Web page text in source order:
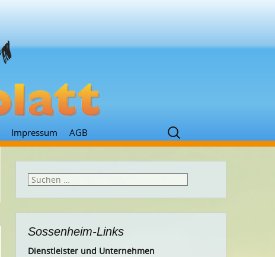
Impressum AGB
Suchen
nach:
Suchen
Sossenheim-Links
Dienstleister und Unternehmen